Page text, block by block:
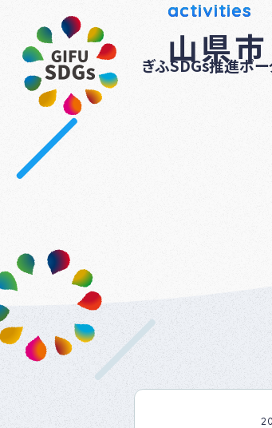
ぎふSDGs推進ポー
activities
山県市